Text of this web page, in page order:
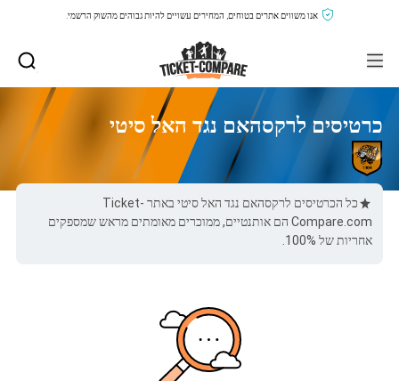
אנו משווים אתרים בטוחים, המחירים עשויים להיות גבוהים מהשוק הרשמי.
כרטיסים לרקסהאם נגד האל סיטי
כל הכרטיסים לרקסהאם נגד האל סיטי באתר Ticket-
Compare.com הם אותנטיים, ממוכרים מאומתים מראש שמספקים
אחריות של 100%.